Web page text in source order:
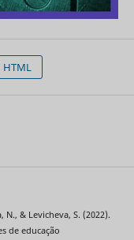
HTML
& Levicheva, S. (2022).
de educação